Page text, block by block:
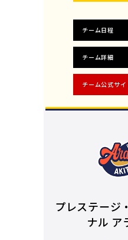
チーム日程
チーム詳細
チーム公式サイ
プレステージ
ナル ア